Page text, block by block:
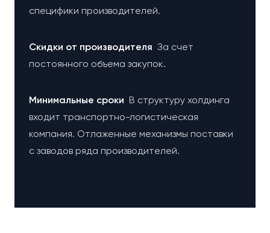
специфики производителей.
Cкидки от производителя За счет
постоянного объема закупок.
Минимальные сроки В структуру холдинга
входит транспортно-логистическая
компания. Отлаженные механизмы поставки
с заводов ряда производителей.